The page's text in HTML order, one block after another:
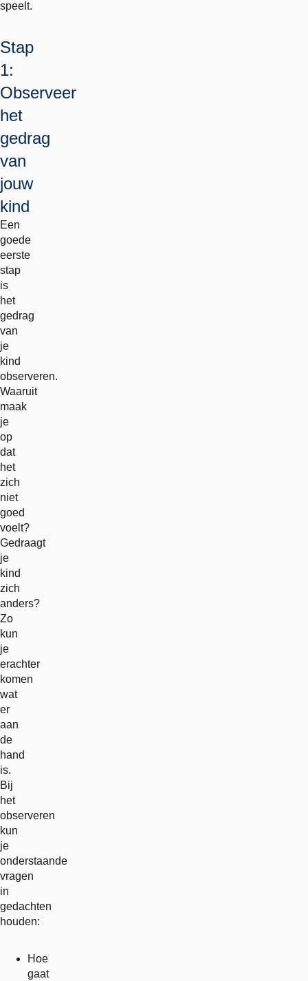
speelt.
Stap
1:
Observeer
het
gedrag
van
jouw
kind
Een
goede
eerste
stap
is
het
gedrag
van
je
kind
observeren.
Waaruit
maak
je
op
dat
het
zich
niet
goed
voelt?
Gedraagt
je
kind
zich
anders?
Zo
kun
je
erachter
komen
wat
er
aan
de
hand
is.
Bij
het
observeren
kun
je
onderstaande
vragen
in
gedachten
houden:
Hoe
gaat